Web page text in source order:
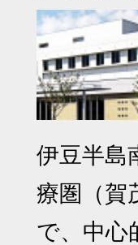
伊豆半島
療圏（賀
で、中心